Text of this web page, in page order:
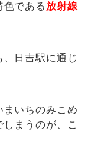
である 放射線
、日吉駅に通じ
いちのみこめ
まうのが、こ